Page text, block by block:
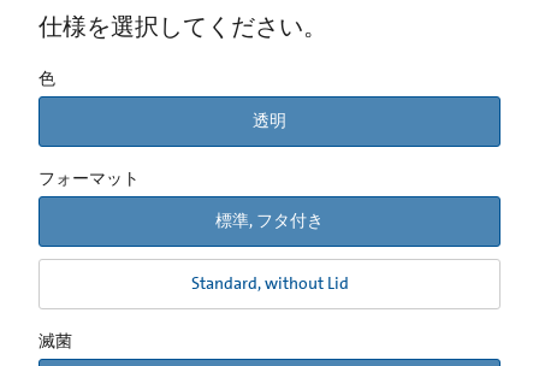
仕様を選択してください。
色
透明
フォーマット
標準, フタ付き
Standard, without Lid
滅菌